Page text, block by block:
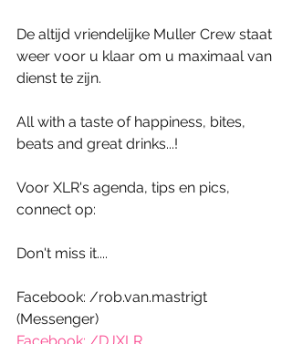
De altijd vriendelijke Muller Crew staat
weer voor u klaar om u maximaal van
dienst te zijn.
All with a taste of happiness, bites,
beats and great drinks...!
Voor XLR's agenda, tips en pics,
connect op:
Don't miss it....
Facebook: /rob.van.mastrigt
(Messenger)